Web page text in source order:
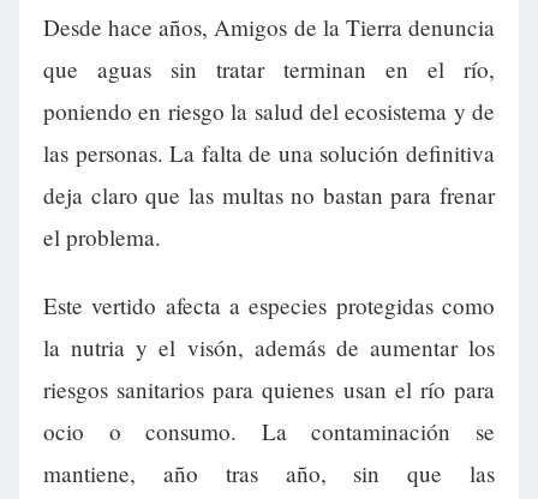
Desde hace años, Amigos de la Tierra denuncia
que aguas sin tratar terminan en el río,
poniendo en riesgo la salud del ecosistema y de
las personas. La falta de una solución definitiva
deja claro que las multas no bastan para frenar
el problema.
Este vertido afecta a especies protegidas como
la nutria y el visón, además de aumentar los
riesgos sanitarios para quienes usan el río para
ocio o consumo. La contaminación se
mantiene, año tras año, sin que las